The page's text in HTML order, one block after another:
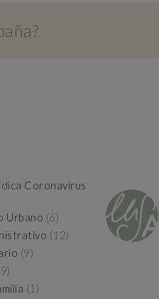
Coronavirus
Urbano (6)
(12)
(9)
(1)